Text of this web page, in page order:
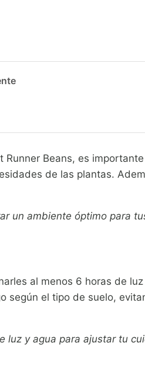
Beans, es
de las plantas.
un ambiente óptimo para
al menos 6 horas de luz
según el tipo de suelo,
luz y agua para ajustar tu